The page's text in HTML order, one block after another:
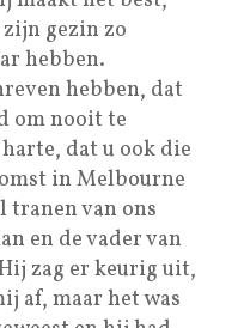
gezin zo
hebben.
hebben, dat
om nooit te
dat u ook die
in Melbourne
tranen van ons
en de vader van
zag er keurig uit,
af, maar het was